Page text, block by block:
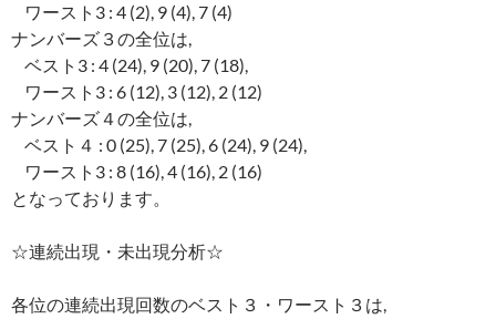
ワースト3 : 4 (2), 9 (4), 7 (4)
ナンバーズ３の全位は,
ベスト3 : 4 (24), 9 (20), 7 (18),
ワースト3 : 6 (12), 3 (12), 2 (12)
ナンバーズ４の全位は,
ベスト４ : 0 (25), 7 (25), 6 (24), 9 (24),
ワースト3 : 8 (16), 4 (16), 2 (16)
となっております。
☆連続出現・未出現分析☆
各位の連続出現回数のベスト３・ワースト３は,